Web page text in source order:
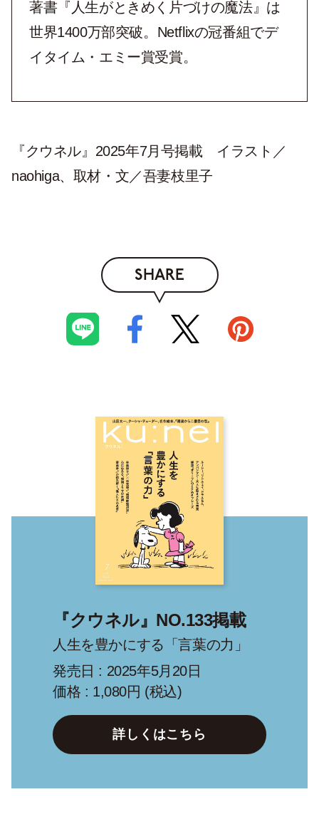
著書『人生がときめく片づけの魔法』は
世界1400万部突破。Netflixの冠番組でデ
イタイム・エミー賞受賞。
『クウネル』2025年7月号掲載 イラスト／
naohiga、取材・文／吾妻枝里子
SHARE
『クウネル』NO.133掲載
人生を豊かにする「言葉の力」
発売日 : 2025年5月20日
価格 : 1,080円 (税込)
詳しくはこちら